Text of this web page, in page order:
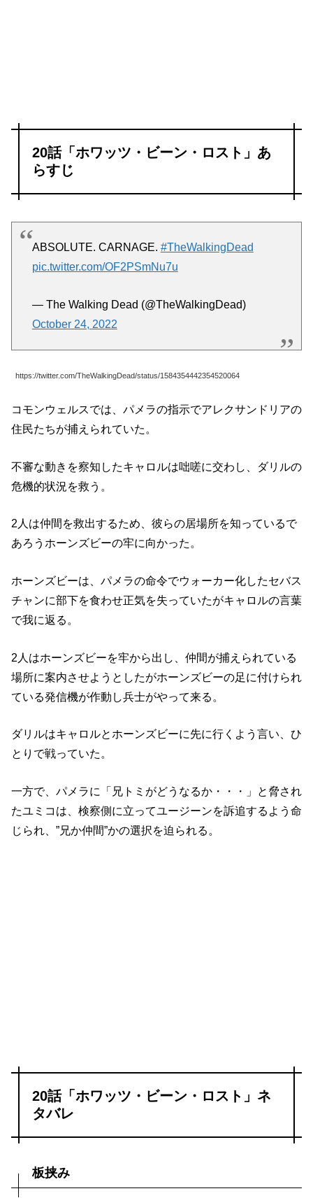
20話「ホワッツ・ビーン・ロスト」あ
らすじ
ABSOLUTE. CARNAGE. #TheWalkingDead
pic.twitter.com/OF2PSmNu7u
— The Walking Dead (@TheWalkingDead)
October 24, 2022
https://twitter.com/TheWalkingDead/status/1584354442354520064
コモンウェルスでは、パメラの指示でアレクサンドリアの
住民たちが捕えられていた。
不審な動きを察知したキャロルは咄嗟に交わし、ダリルの
危機的状況を救う。
2人は仲間を救出するため、彼らの居場所を知っているで
あろうホーンズビーの牢に向かった。
ホーンズビーは、パメラの命令でウォーカー化したセバス
チャンに部下を食わせ正気を失っていたがキャロルの言葉
で我に返る。
2人はホーンズビーを牢から出し、仲間が捕えられている
場所に案内させようとしたがホーンズビーの足に付けられ
ている発信機が作動し兵士がやって来る。
ダリルはキャロルとホーンズビーに先に行くよう言い、ひ
とりで戦っていた。
一方で、パメラに「兄トミがどうなるか・・・」と脅され
たユミコは、検察側に立ってユージーンを訴追するよう命
じられ、”兄か仲間”かの選択を迫られる。
20話「ホワッツ・ビーン・ロスト」ネ
タバレ
板挟み